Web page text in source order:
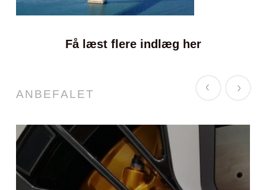
Få læst flere indlæg her
ANBEFALET